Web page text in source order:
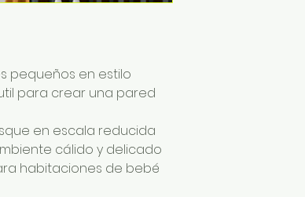
pequeños en estilo
para crear una pared
en escala reducida
cálido y delicado
habitaciones de bebé